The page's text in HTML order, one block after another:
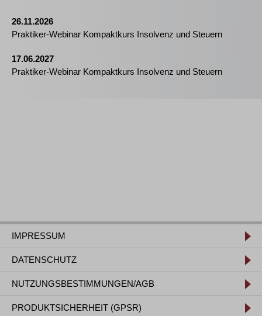
26.11.2026
Praktiker-Webinar Kompaktkurs Insolvenz und Steuern
17.06.2027
Praktiker-Webinar Kompaktkurs Insolvenz und Steuern
IMPRESSUM
DATENSCHUTZ
NUTZUNGSBESTIMMUNGEN/AGB
PRODUKTSICHERHEIT (GPSR)